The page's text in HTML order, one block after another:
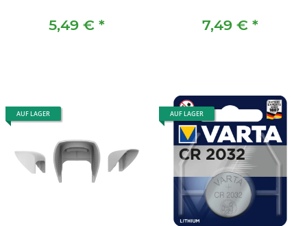
5,49 € * 7,49 € *
AUF LAGER AUF LAGER